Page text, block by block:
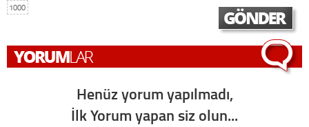
1000
Henüz yorum yapılmadı,
İlk Yorum yapan siz olun...